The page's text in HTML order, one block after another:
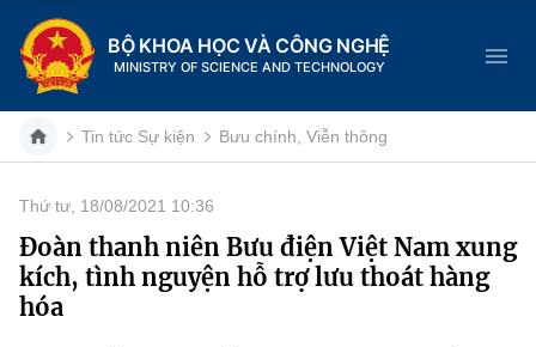
BỘ KHOA HỌC VÀ CÔNG NGHỆ
MINISTRY OF SCIENCE AND TECHNOLOGY
Danh mục
Trang chủ
Tin tức Sự kiện Bưu chính, Viễn thông
Thứ tư, 18/08/2021 10:36
Đoàn thanh niên Bưu điện Việt Nam xung
kích, tình nguyện hỗ trợ lưu thoát hàng
hóa